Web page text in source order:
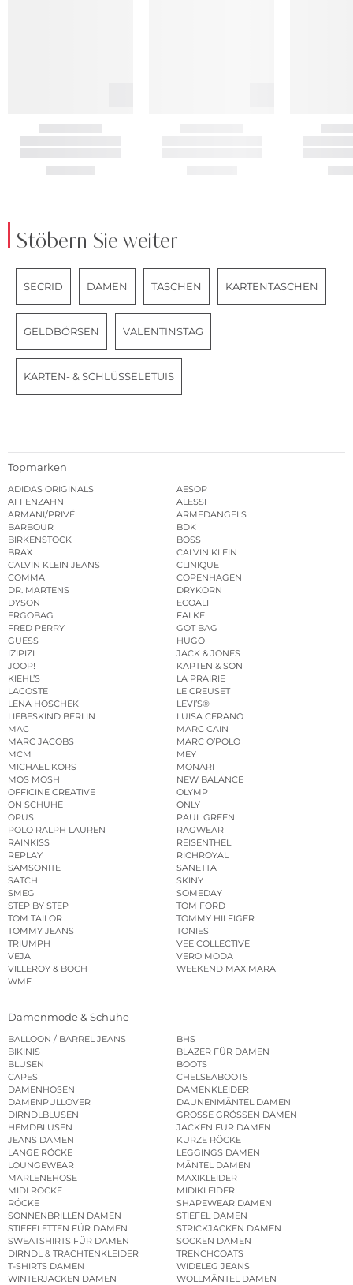
Stöbern Sie weiter
SECRID DAMEN TASCHEN KARTENTASCHEN
GELDBÖRSEN VALENTINSTAG
KARTEN- & SCHLÜSSELETUIS
Topmarken
ADIDAS ORIGINALS
AESOP
AFFENZAHN
ALESSI
ARMANI/PRIVÉ
ARMEDANGELS
BARBOUR
BDK
BIRKENSTOCK
BOSS
BRAX
CALVIN KLEIN
CALVIN KLEIN JEANS
CLINIQUE
COMMA
COPENHAGEN
DR. MARTENS
DRYKORN
DYSON
ECOALF
ERGOBAG
FALKE
FRED PERRY
GOT BAG
GUESS
HUGO
IZIPIZI
JACK & JONES
JOOP!
KAPTEN & SON
KIEHL’S
LA PRAIRIE
LACOSTE
LE CREUSET
LENA HOSCHEK
LEVI’S®
LIEBESKIND BERLIN
LUISA CERANO
MAC
MARC CAIN
MARC JACOBS
MARC O’POLO
MCM
MEY
MICHAEL KORS
MONARI
MOS MOSH
NEW BALANCE
OFFICINE CREATIVE
OLYMP
ON SCHUHE
ONLY
OPUS
PAUL GREEN
POLO RALPH LAUREN
RAGWEAR
RAINKISS
REISENTHEL
REPLAY
RICHROYAL
SAMSONITE
SANETTA
SATCH
SKINY
SMEG
SOMEDAY
STEP BY STEP
TOM FORD
TOM TAILOR
TOMMY HILFIGER
TOMMY JEANS
TONIES
TRIUMPH
VEE COLLECTIVE
VEJA
VERO MODA
VILLEROY & BOCH
WEEKEND MAX MARA
WMF
Damenmode & Schuhe
BALLOON / BARREL JEANS
BHS
BIKINIS
BLAZER FÜR DAMEN
BLUSEN
BOOTS
CAPES
CHELSEABOOTS
DAMENHOSEN
DAMENKLEIDER
DAMENPULLOVER
DAUNENMÄNTEL DAMEN
DIRNDLBLUSEN
GROSSE GRÖSSEN DAMEN
HEMDBLUSEN
JACKEN FÜR DAMEN
JEANS DAMEN
KURZE RÖCKE
LANGE RÖCKE
LEGGINGS DAMEN
LOUNGEWEAR
MÄNTEL DAMEN
MARLENEHOSE
MAXIKLEIDER
MIDI RÖCKE
MIDIKLEIDER
RÖCKE
SHAPEWEAR DAMEN
SONNENBRILLEN DAMEN
STIEFEL DAMEN
STIEFELETTEN FÜR DAMEN
STRICKJACKEN DAMEN
SWEATSHIRTS FÜR DAMEN
SOCKEN DAMEN
DIRNDL & TRACHTENKLEIDER
TRENCHCOATS
T-SHIRTS DAMEN
WIDELEG JEANS
WINTERJACKEN DAMEN
WOLLMÄNTEL DAMEN